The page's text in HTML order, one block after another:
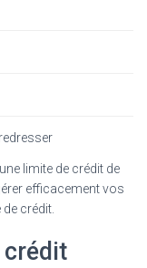
limite de crédit de
efficacement vos
crédit.
crédit